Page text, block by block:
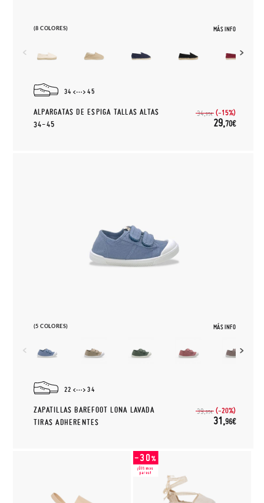
(8 COLORES) MÁS INFO
34 45
ALPARGATAS DE ESPIGA TALLAS ALTAS
34-45
34,95€ (-15%)
29,70€
(5 COLORES) MÁS INFO
22 34
ZAPATILLAS BAREFOOT LONA LAVADA
TIRAS ADHERENTES
39,95€ (-20%)
31,96€